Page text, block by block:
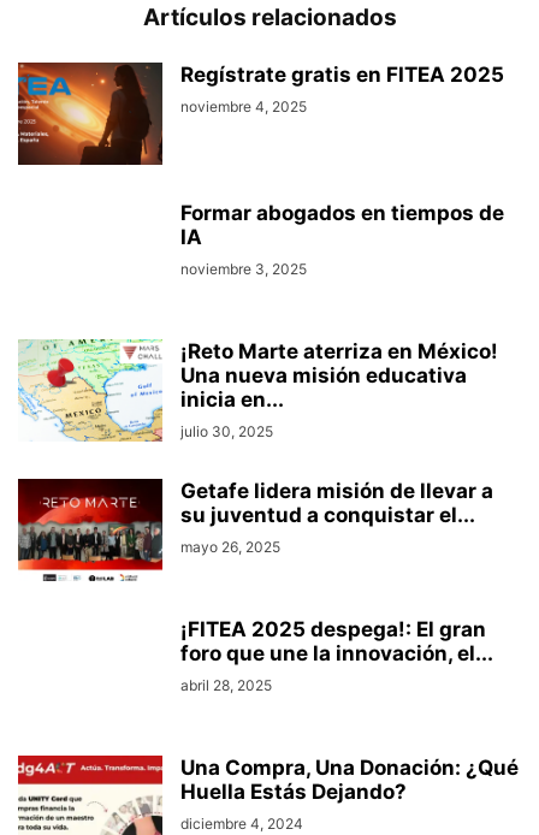
Artículos relacionados
Regístrate gratis en FITEA 2025
noviembre 4, 2025
Formar abogados en tiempos de
IA
noviembre 3, 2025
¡Reto Marte aterriza en México!
Una nueva misión educativa
inicia en...
julio 30, 2025
Getafe lidera misión de llevar a
su juventud a conquistar el...
mayo 26, 2025
¡FITEA 2025 despega!: El gran
foro que une la innovación, el...
abril 28, 2025
Una Compra, Una Donación: ¿Qué
Huella Estás Dejando?
diciembre 4, 2024